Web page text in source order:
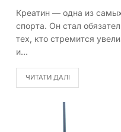
Креатин — одна из
спорта. Он стал
тех, кто стремится
и…
ЧИТАТИ ДАЛІ